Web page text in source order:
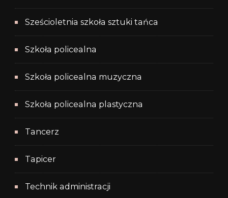
Sześcioletnia szkoła sztuki tańca
Szkoła policealna
Szkoła policealna muzyczna
Szkoła policealna plastyczna
Tancerz
Tapicer
Technik administracji